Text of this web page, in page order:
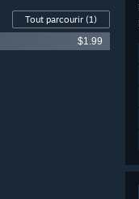
Tout parcourir (1)
$1.99